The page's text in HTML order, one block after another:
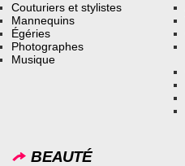
Couturiers et stylistes
Mannequins
Égéries
Photographes
Musique
BEAUTÉ